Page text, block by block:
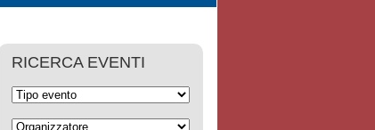
RICERCA EVENTI